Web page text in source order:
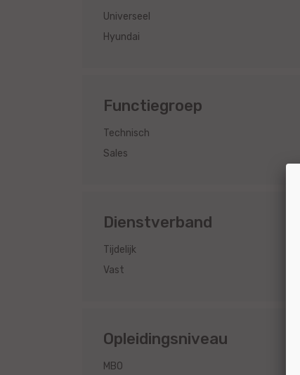
Universeel
Hyundai
Functiegroep
Technisch
Sales
Dienstverband
Tijdelijk
Vast
Opleidingsniveau
MBO